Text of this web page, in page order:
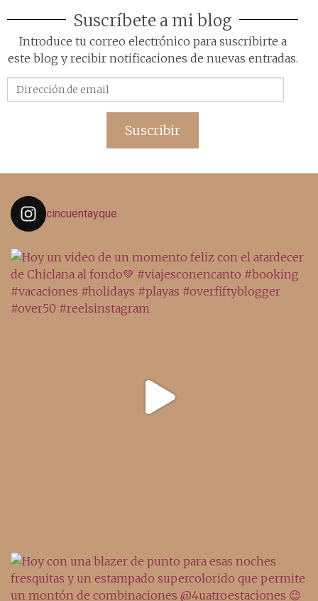
Suscríbete a mi blog
Introduce tu correo electrónico para suscribirte a
este blog y recibir notificaciones de nuevas entradas.
de
Suscribir
cincuentayque